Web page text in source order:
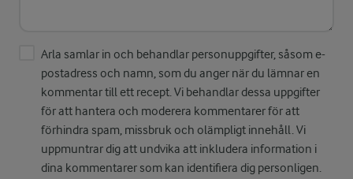
Arla samlar in och behandlar personuppgifter, såsom e-
postadress och namn, som du anger när du lämnar en
kommentar till ett recept. Vi behandlar dessa uppgifter
för att hantera och moderera kommentarer för att
förhindra spam, missbruk och olämpligt innehåll. Vi
uppmuntrar dig att undvika att inkludera information i
dina kommentarer som kan identifiera dig personligen.